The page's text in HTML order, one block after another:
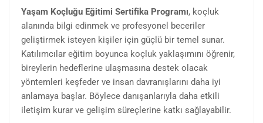
Yaşam Koçluğu Eğitimi Sertifika Programı, koçluk
alanında bilgi edinmek ve profesyonel beceriler
geliştirmek isteyen kişiler için güçlü bir temel sunar.
Katılımcılar eğitim boyunca koçluk yaklaşımını öğrenir,
bireylerin hedeflerine ulaşmasına destek olacak
yöntemleri keşfeder ve insan davranışlarını daha iyi
anlamaya başlar. Böylece danışanlarıyla daha etkili
iletişim kurar ve gelişim süreçlerine katkı sağlayabilir.